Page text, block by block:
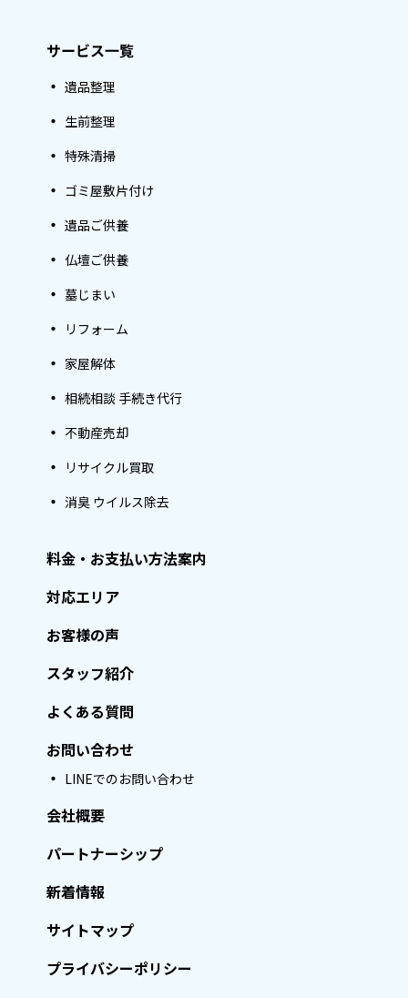
サービス一覧
遺品整理
生前整理
特殊清掃
ゴミ屋敷片付け
遺品ご供養
仏壇ご供養
墓じまい
リフォーム
家屋解体
相続相談 手続き代行
不動産売却
リサイクル買取
消臭 ウイルス除去
料金・お支払い方法案内
対応エリア
お客様の声
スタッフ紹介
よくある質問
お問い合わせ
LINEでのお問い合わせ
会社概要
パートナーシップ
新着情報
サイトマップ
プライバシーポリシー